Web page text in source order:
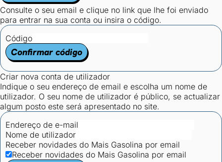
Consulte o seu email e clique no link que lhe foi enviado
para entrar na sua conta ou insira o código.
Código
Confirmar código
Criar nova conta de utilizador
Indique o seu endereço de email e escolha um nome de
utilizador. O seu nome de utilizador é público, se actualizar
algum posto este será apresentado no site.
Endereço de e-mail
Nome de utilizador
Receber novidades do Mais Gasolina por email
Receber novidades do Mais Gasolina por email